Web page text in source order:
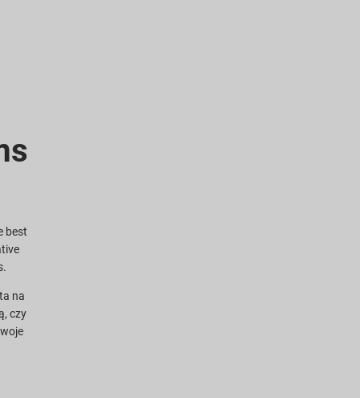
best
na
czy